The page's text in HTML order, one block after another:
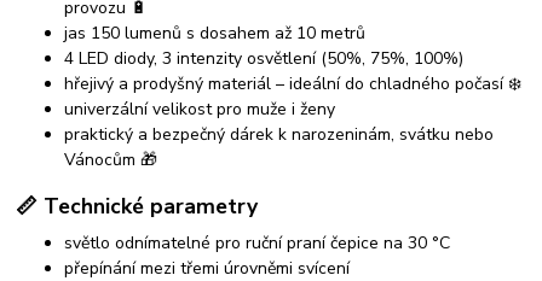
provozu 🔋
jas 150 lumenů s dosahem až 10 metrů
4 LED diody, 3 intenzity osvětlení (50%, 75%, 100%)
hřejivý a prodyšný materiál – ideální do chladného počasí ❄️
univerzální velikost pro muže i ženy
praktický a bezpečný dárek k narozeninám, svátku nebo
Vánocům 🎁
📏 Technické parametry
světlo odnímatelné pro ruční praní čepice na 30 °C
přepínání mezi třemi úrovněmi svícení